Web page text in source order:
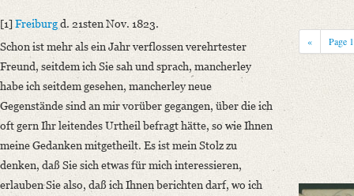
Notations: Datum nach der Handschrift korrigiert.
Printed Text
Provider: Dresden, Sächsische Landesbibliothek - Staats- und
OAI Id: 335973167
Bibliography: Krisenjahre der Frühromantik. Briefe aus dem
424‒427.
Incipit: „[1] Freiburg d. 21sten Nov. 1823.
Schon ist mehr als ein Jahr verflossen verehrtester Freund, seitdem ich
[1]Freiburgd. 21sten Nov. 1823.
Schon ist mehr als ein Jahr verflossen verehrtester
Freund, seitdem ich Sie sah und sprach, mancherley
habe ich seitdem gesehen, mancherley neue
Gegenstände sind an mir vorüber gegangen, über die ich
oft gern Ihr leitendes Urtheil befragt hätte, so wie Ihnen
meine Gedanken mitgetheilt. Es ist mein Stolz zu
denken, daß Sie sich etwas für mich interessieren,
erlauben Sie also, daß ich Ihnen berichten darf, wo ich
« Page 1